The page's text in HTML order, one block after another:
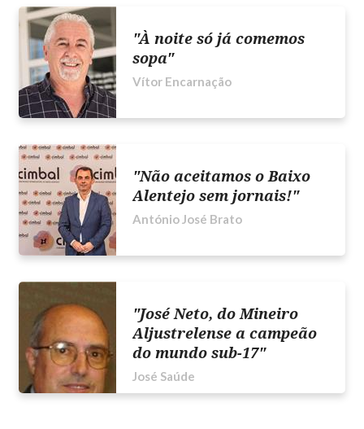
"À noite só já comemos
sopa"
Vítor Encarnação
"Não aceitamos o Baixo
Alentejo sem jornais!"
António José Brato
"José Neto, do Mineiro
Aljustrelense a campeão
do mundo sub-17"
José Saúde